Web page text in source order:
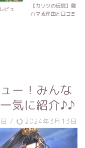
ビュ
【カリツの伝説】徹底
ハマる理由と口コミ...
ー！みんな
気に紹介♪♪
/ 2024年3月13日